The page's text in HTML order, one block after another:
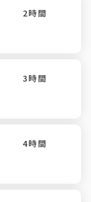
2時間
3時間
4時間